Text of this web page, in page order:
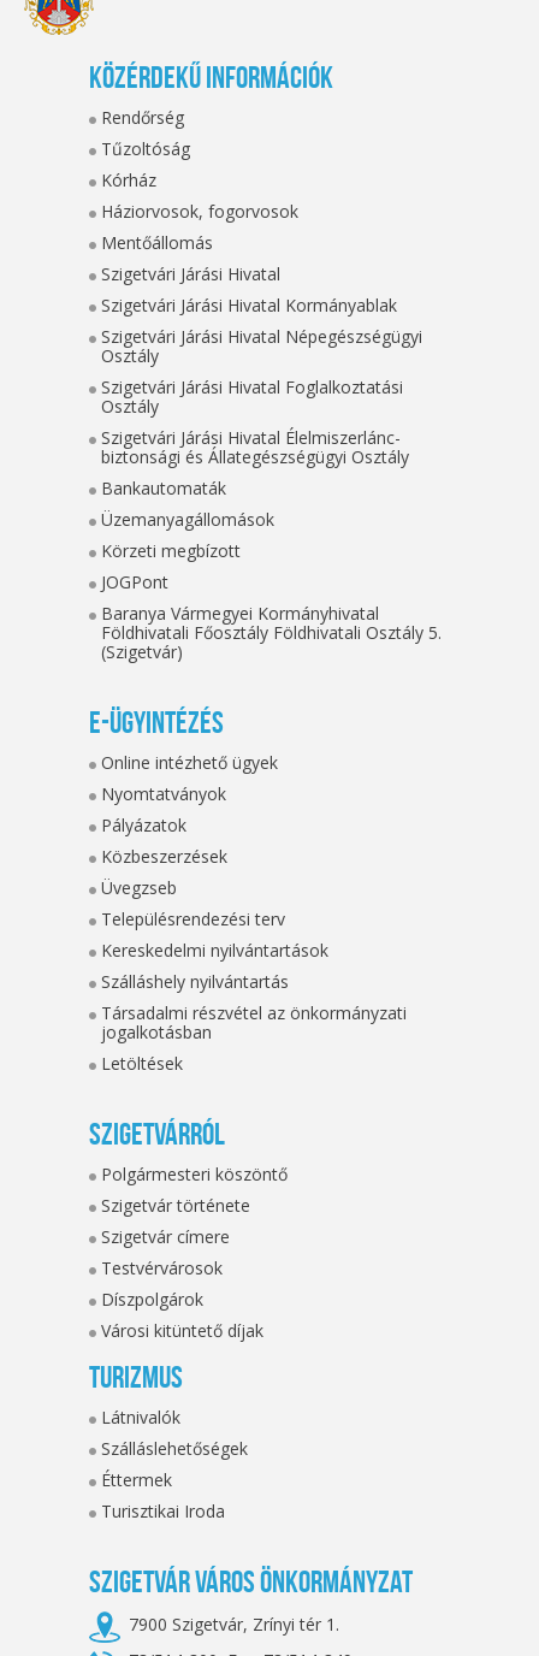
Közérdekű információk
Rendőrség
Tűzoltóság
Kórház
Háziorvosok, fogorvosok
Mentőállomás
Szigetvári Járási Hivatal
Szigetvári Járási Hivatal Kormányablak
Szigetvári Járási Hivatal Népegészségügyi
Osztály
Szigetvári Járási Hivatal Foglalkoztatási
Osztály
Szigetvári Járási Hivatal Élelmiszerlánc-
biztonsági és Állategészségügyi Osztály
Bankautomaták
Üzemanyagállomások
Körzeti megbízott
JOGPont
Baranya Vármegyei Kormányhivatal
Földhivatali Főosztály Földhivatali Osztály 5.
(Szigetvár)
E-ügyintézés
Online intézhető ügyek
Nyomtatványok
Pályázatok
Közbeszerzések
Üvegzseb
Településrendezési terv
Kereskedelmi nyilvántartások
Szálláshely nyilvántartás
Társadalmi részvétel az önkormányzati
jogalkotásban
Letöltések
Szigetvárról
Polgármesteri köszöntő
Szigetvár története
Szigetvár címere
Testvérvárosok
Díszpolgárok
Városi kitüntető díjak
Turizmus
Látnivalók
Szálláslehetőségek
Éttermek
Turisztikai Iroda
Szigetvár Város Önkormányzat
7900 Szigetvár, Zrínyi tér 1.